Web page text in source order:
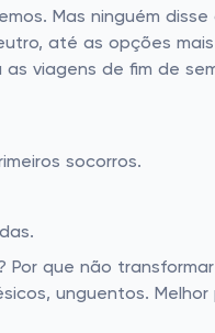
Mas ninguém
até as opções
viagens de fim de
socorros.
que não
unguentos.